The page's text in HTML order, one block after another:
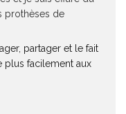
prothèses de
partager et le fait
plus facilement aux